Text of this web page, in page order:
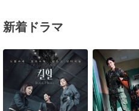
新着ドラマ